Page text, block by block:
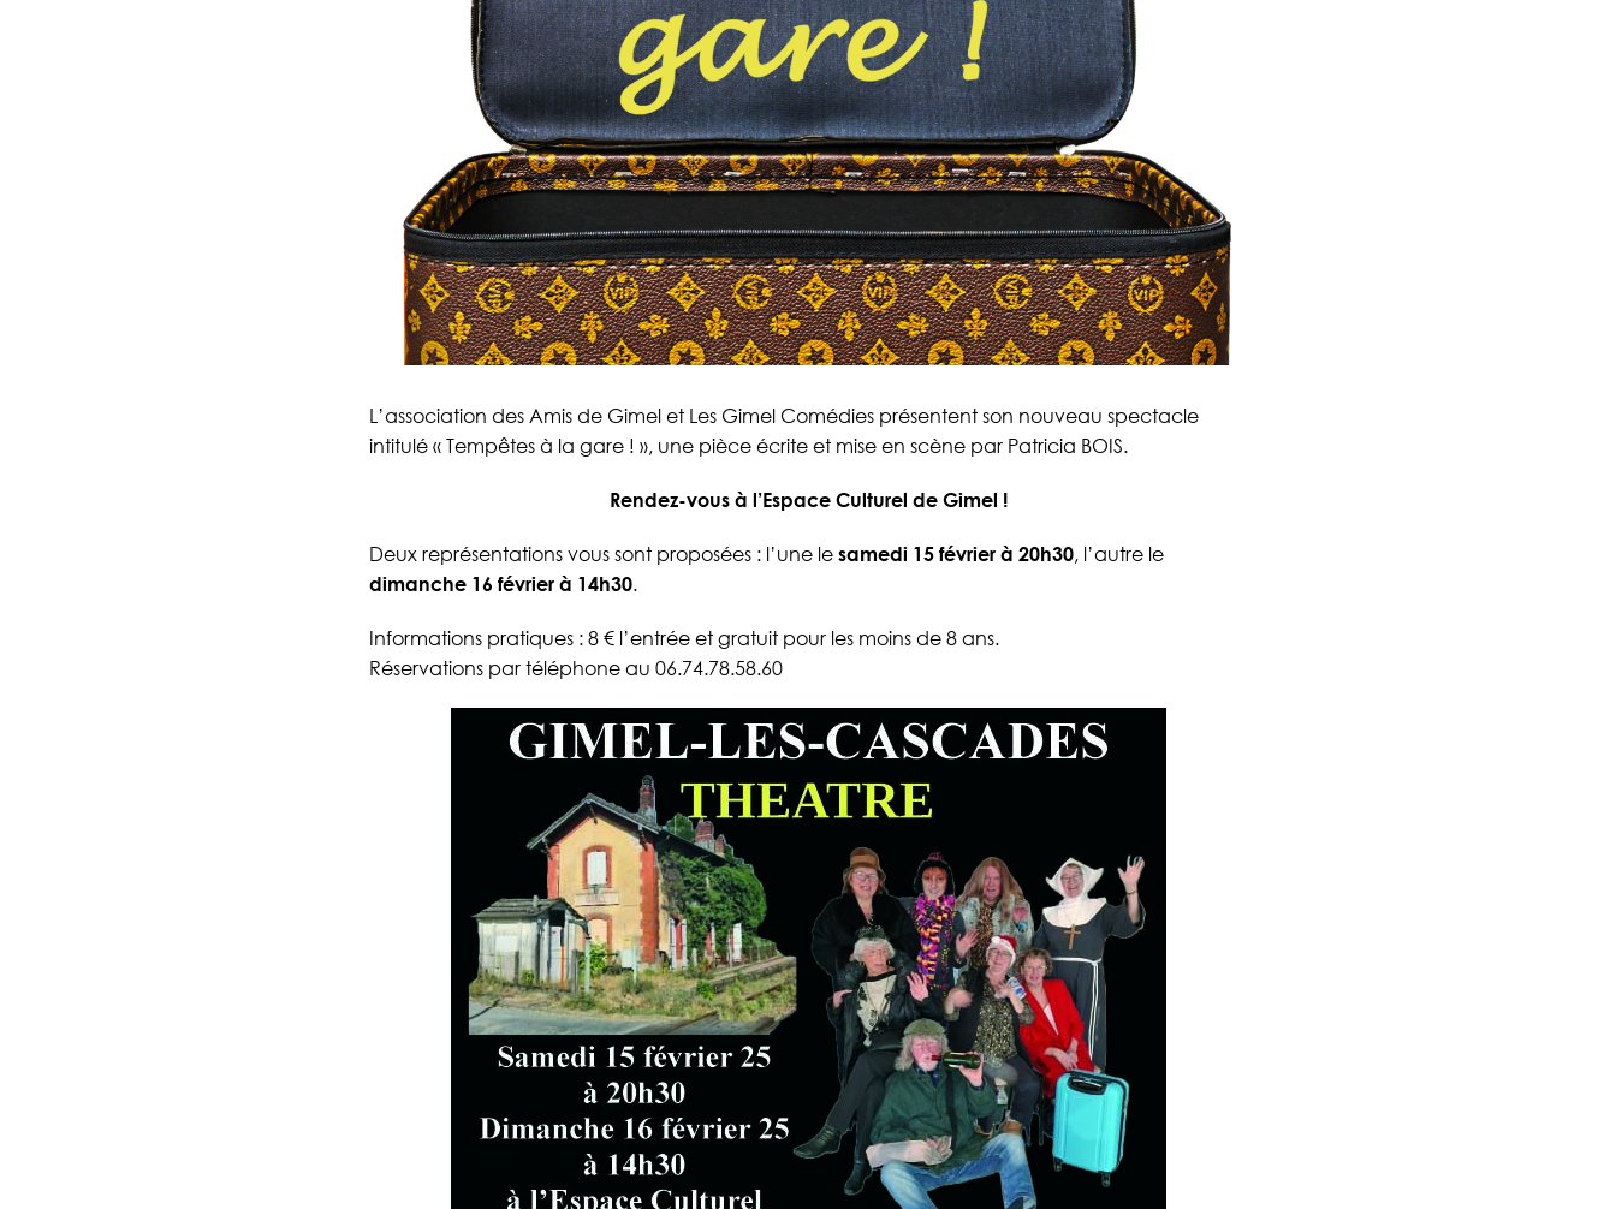
L’association des Amis de Gimel et Les Gimel Comédies présentent son nouveau spectacle
intitulé « Tempêtes à la gare ! », une pièce écrite et mise en scène par Patricia BOIS.
Rendez-vous à l’Espace Culturel de Gimel !
Deux représentations vous sont proposées : l’une le samedi 15 février à 20h30, l’autre le
dimanche 16 février à 14h30.
Informations pratiques : 8 € l’entrée et gratuit pour les moins de 8 ans.
Réservations par téléphone au 06.74.78.58.60